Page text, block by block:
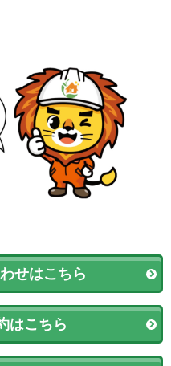
せはこちら
はこちら